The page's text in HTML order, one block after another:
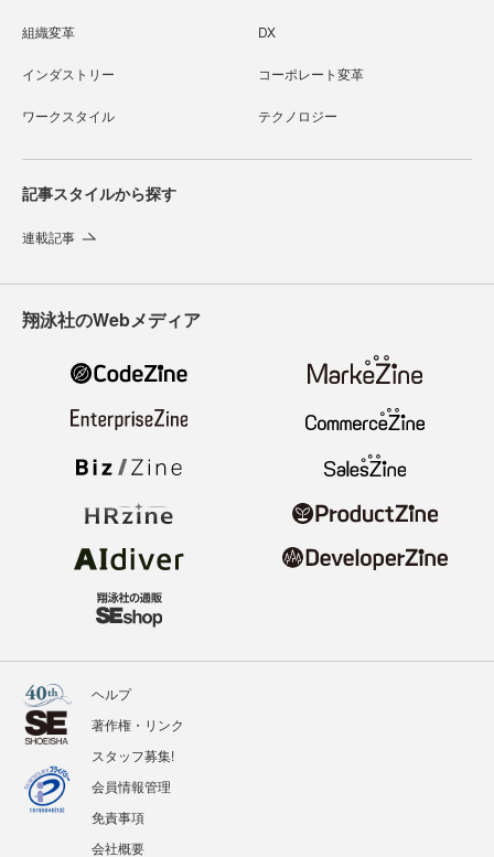
組織変革 DX
インダストリー コーポレート変革
ワークスタイル テクノロジー
記事スタイルから探す
連載記事
翔泳社のWebメディア
ヘルプ
著作権・リンク
スタッフ募集!
会員情報管理
免責事項
会社概要